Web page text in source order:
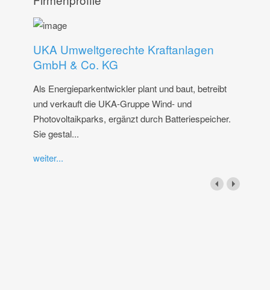
UKA Umweltgerechte Kraftanlagen
GmbH & Co. KG
Als Energieparkentwickler plant und baut, betreibt
und verkauft die UKA-Gruppe Wind- und
Photovoltaikparks, ergänzt durch Batteriespeicher.
Sie gestal...
weiter...